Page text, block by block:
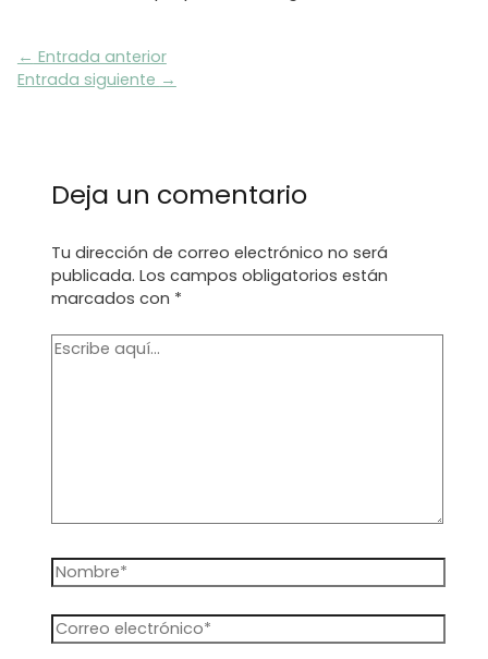
Navegación
de
← Entrada anterior
Entrada siguiente →
Deja un comentario
Tu dirección de correo electrónico no será
publicada. Los campos obligatorios están
marcados con *
Escribe
Nombre*
Correo
electrónico*